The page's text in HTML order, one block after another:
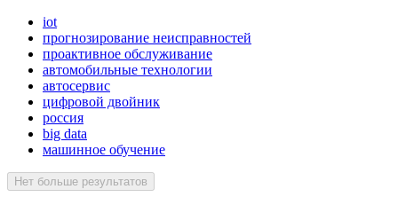
iot
прогнозирование неисправностей
проактивное обслуживание
автомобильные технологии
автосервис
цифровой двойник
россия
big data
машинное обучение
Нет больше результатов